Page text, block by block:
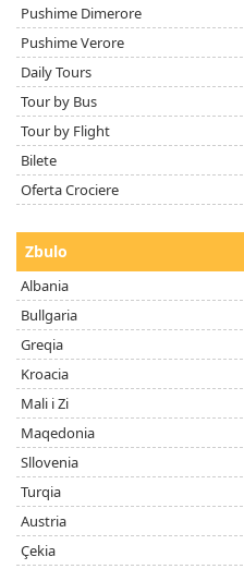
Pushime Dimerore
Pushime Verore
Daily Tours
Tour by Bus
Tour by Flight
Bilete
Oferta Crociere
Zbulo
Albania
Bullgaria
Greqia
Kroacia
Mali i Zi
Maqedonia
Sllovenia
Turqia
Austria
Çekia